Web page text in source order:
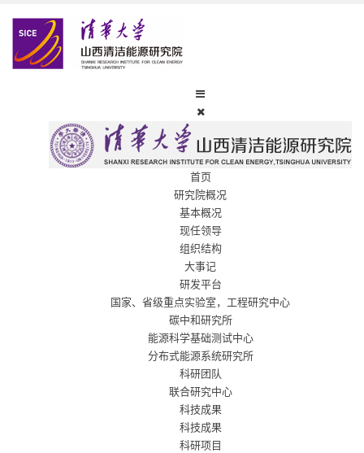
首页
研究院概况
基本概况
现任领导
组织结构
大事记
研发平台
国家、省级重点实验室，工程研究中心
碳中和研究所
能源科学基础测试中心
分布式能源系统研究所
科研团队
联合研究中心
科技成果
科技成果
科研项目